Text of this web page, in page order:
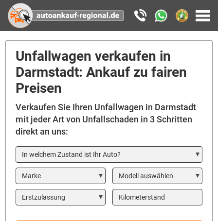
Unfallwagen verkaufen in
Darmstadt: Ankauf zu fairen
Preisen
Verkaufen Sie Ihren Unfallwagen in Darmstadt
mit jeder Art von Unfallschaden in 3 Schritten
direkt an uns:
In welchem Zustand ist Ihr Auto?
Marke Modell
Year Kilometerstand